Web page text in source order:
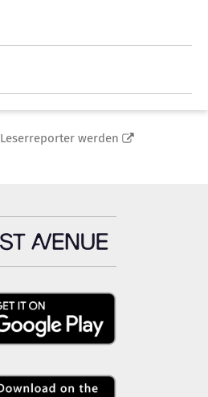
Leserreporter werden